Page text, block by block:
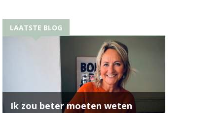
LAATSTE BLOG
Ik zou beter moeten weten